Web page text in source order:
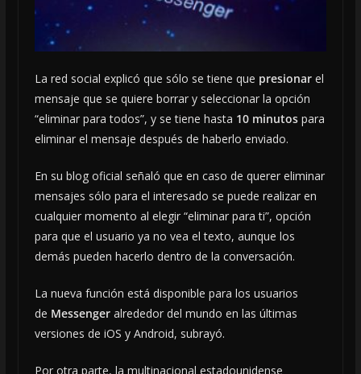
La red social explicó que sólo se tiene que presionarel
mensaje que se quiere borrar y seleccionar la opción
“eliminar para todos”, y se tiene hasta 10 minutospara
eliminar el mensaje después de haberlo enviado.
En su blog oficial señaló que en caso de querer eliminar
mensajes sólo para el interesado se puede realizar en
cualquier momento al elegir “eliminar para ti”, opción
para que el usuario ya no vea el texto, aunque los
demás pueden hacerlo dentro de la conversación.
La nueva función está disponible para los usuarios
de Messengeralrededor del mundo en las últimas
versiones de iOS y Android, subrayó.
Por otra parte, la multinacional estadounidense